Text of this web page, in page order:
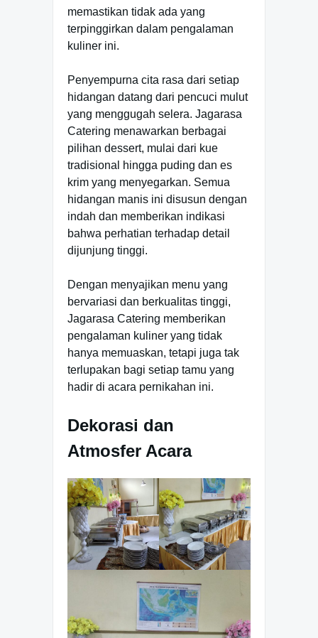
memastikan tidak ada yang
terpinggirkan dalam pengalaman
kuliner ini.
Penyempurna cita rasa dari setiap
hidangan datang dari pencuci mulut
yang menggugah selera. Jagarasa
Catering menawarkan berbagai
pilihan dessert, mulai dari kue
tradisional hingga puding dan es
krim yang menyegarkan. Semua
hidangan manis ini disusun dengan
indah dan memberikan indikasi
bahwa perhatian terhadap detail
dijunjung tinggi.
Dengan menyajikan menu yang
bervariasi dan berkualitas tinggi,
Jagarasa Catering memberikan
pengalaman kuliner yang tidak
hanya memuaskan, tetapi juga tak
terlupakan bagi setiap tamu yang
hadir di acara pernikahan ini.
Dekorasi dan
Atmosfer Acara